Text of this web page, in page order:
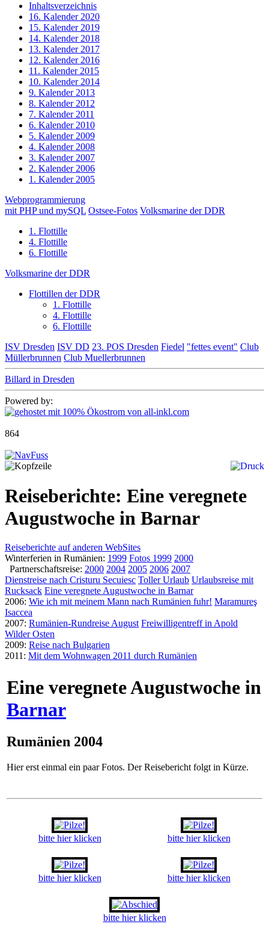
Inhaltsverzeichnis
16. Kalender 2020
15. Kalender 2019
14. Kalender 2018
13. Kalender 2017
12. Kalender 2016
11. Kalender 2015
10. Kalender 2014
9. Kalender 2013
8. Kalender 2012
7. Kalender 2011
6. Kalender 2010
5. Kalender 2009
4. Kalender 2008
3. Kalender 2007
2. Kalender 2006
1. Kalender 2005
Webprogrammierung
mit PHP und mySQL Ostsee-Fotos Volksmarine der DDR
1. Flottille
4. Flottille
6. Flottille
Volksmarine der DDR
Flottillen der DDR
1. Flottille
4. Flottille
6. Flottille
ISV Dresden ISV DD 23. POS Dresden Fiedel "fettes event" Club
Müllerbrunnen Club Muellerbrunnen
Billard in Dresden
Powered by:
864
Reiseberichte: Eine veregnete
Augustwoche in Barnar
Reiseberichte auf anderen WebSites
Winterferien in Rumänien: 1999 Fotos 1999 2000
Partnerschaftsreise: 2000 2004 2005 2006 2007
Dienstreise nach Cristuru Secuiesc Toller Urlaub Urlaubsreise mit
Rucksack Eine veregnete Augustwoche in Barnar
2006: Wie ich mit meinem Mann nach Rumänien fuhr! Maramureş
Isaccea
2007: Rumänien-Rundreise August Freiwilligentreff in Apold
Wilder Osten
2009: Reise nach Bulgarien
2011: Mit dem Wohnwagen 2011 durch Rumänien
Eine veregnete Augustwoche in
Barnar
Rumänien 2004
Hier erst einmal ein paar Fotos. Der Reisebericht folgt in Kürze.
bitte hier klicken bitte hier klicken
bitte hier klicken bitte hier klicken
bitte hier klicken